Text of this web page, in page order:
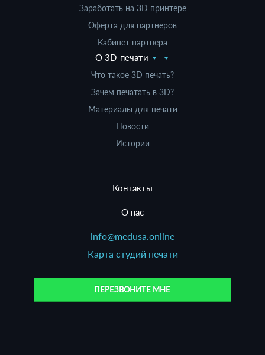
Заработать на 3D принтере
Оферта для партнеров
Кабинет партнера
О 3D-печати
Что такое 3D печать?
Зачем печатать в 3D?
Материалы для печати
Новости
Истории
Контакты
О нас
info@medusa.online
Карта студий печати
ПЕРЕЗВОНИТЕ МНЕ